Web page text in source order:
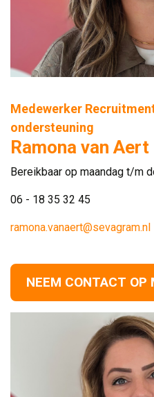
Medewerker
ondersteuning
Ramona van Aert
Bereikbaar op maandag t/m
06 - 18 35 32 45
ramona.vanaert@sevagram.nl
NEEM CONTACT OP